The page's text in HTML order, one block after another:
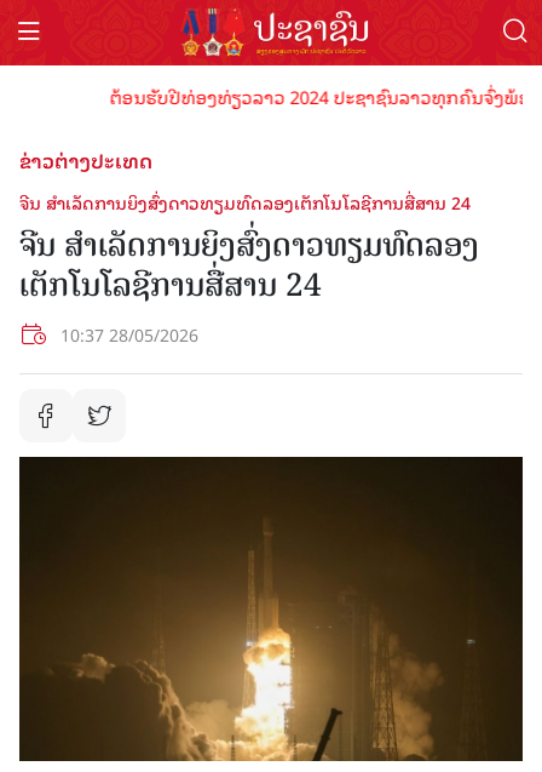
ຕ້ອນຮັບປີທ່ອງທ່ຽວລາວ 2024 ປະຊາຊົນລາວທຸກຄົນຈົ່ງພ້ອມ
ຂ່າວຕ່າງປະເທດ
ຈີນ ​ສຳ​ເລັດ​ການ​ຍິງ​ສົ່ງ​ດາວ​ທຽມ​ທົດ​ລອງ​ເຕັກ​ໂນ​ໂລ​ຊີ​ກາ​ນ​ສື່​ສານ​ 24
ຈີນ ​ສຳ​ເລັດ​ການ​ຍິງ​ສົ່ງ​ດາວ​ທຽມ​ທົດ​ລອງ​
ເຕັກ​ໂນ​ໂລ​ຊີ​ກາ​ນ​ສື່​ສານ​ 24
10:37 28/05/2026